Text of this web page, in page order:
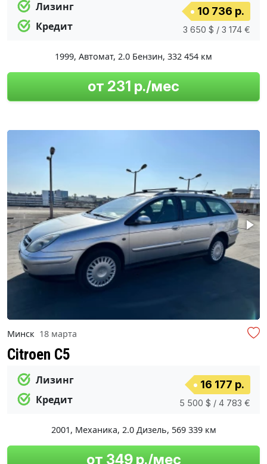
Лизинг
Кредит
10 736 р.
3 650 $ / 3 174 €
1999, Автомат, 2.0 Бензин, 332 454 км
от 231 р./мес
Минск 18 марта
Citroen C5
Лизинг
Кредит
16 177 р.
5 500 $ / 4 783 €
2001, Механика, 2.0 Дизель, 569 339 км
от 349 р./мес